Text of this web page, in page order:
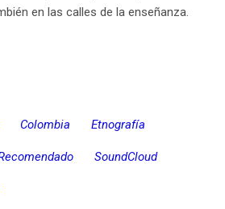
en las calles de la enseñanza.
Colombia Etnografía
SoundCloud